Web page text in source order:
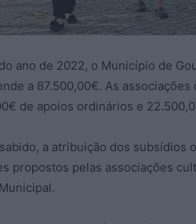
ano de 2022, o Município de
a 87.500,00€. As
de apoios ordinários e
a atribuição dos subsídios
propostos pelas associações